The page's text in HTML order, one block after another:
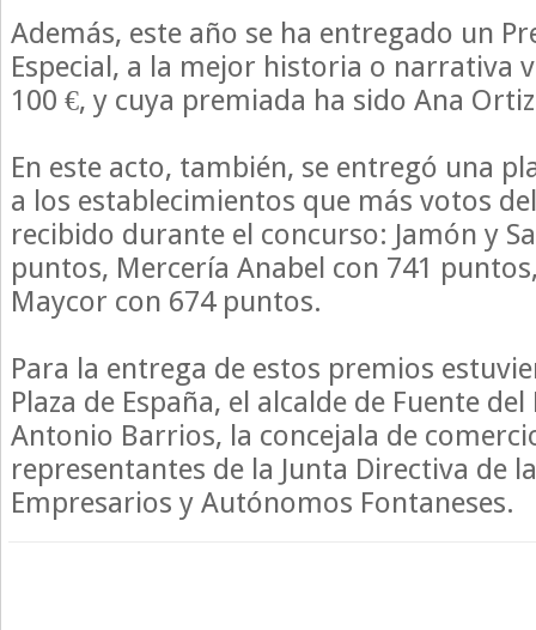
Además, este año se ha entregado un
Especial, a la mejor historia o narrativa
100 €, y cuya premiada ha sido Ana
En este acto, también, se entregó una
a los establecimientos que más votos
recibido durante el concurso: Jamón y
puntos, Mercería Anabel con 741
Maycor con 674 puntos.
Para la entrega de estos premios
Plaza de España, el alcalde de Fuente
Antonio Barrios, la concejala de
representantes de la Junta Directiva de
Empresarios y Autónomos Fontaneses.